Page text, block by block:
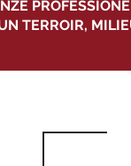
TERROIR,